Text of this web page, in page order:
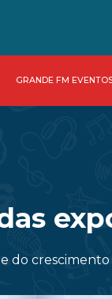
GRANDE FM
do crescimento